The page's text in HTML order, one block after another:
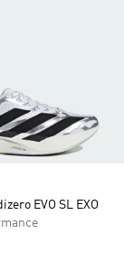
EVO SL EXO